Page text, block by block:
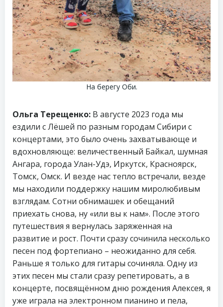
На берегу Оби.
Ольга Терещенко: В августе 2023 года мы
ездили с Лëшей по разным городам Сибири с
концертами, это было очень захватывающе и
вдохновляюще: величественный Байкал, шумная
Ангара, города Улан-Удэ, Иркутск, Красноярск,
Томск, Омск. И везде нас тепло встречали, везде
мы находили поддержку нашим миролюбивым
взглядам. Сотни обнимашек и обещаний
приехать снова, ну «или вы к нам». После этого
путешествия я вернулась заряженная на
развитие и рост. Почти сразу сочинила несколько
песен под фортепиано – неожиданно для себя.
Раньше я только для гитары сочиняла. Одну из
этих песен мы стали сразу репетировать, а в
концерте, посвящённом дню рождения Алексея, я
уже играла на электронном пианино и пела,